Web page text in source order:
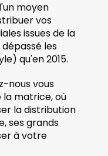
moyen
vos
issues de la
les
qu'en 2015.
nous vous
matrice, où
la distribution
ses grands
à votre